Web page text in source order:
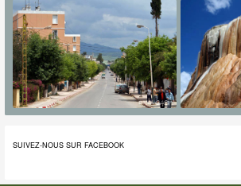
SUIVEZ-NOUS SUR FACEBOOK